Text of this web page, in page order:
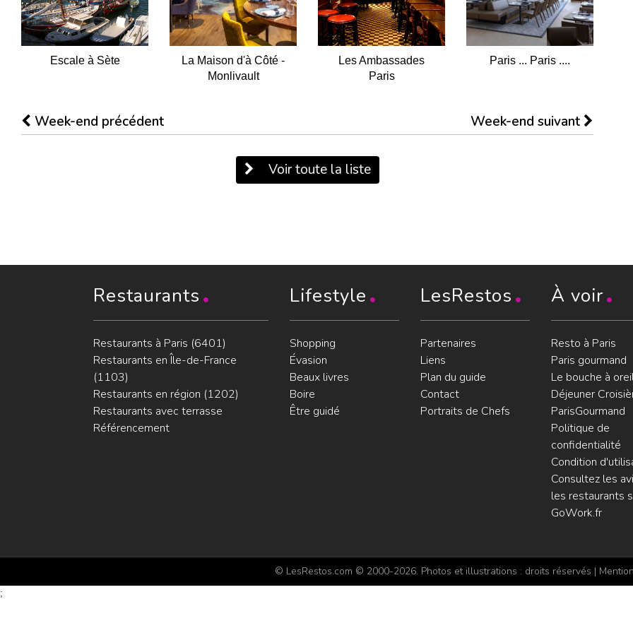
Escale à Sète
La Maison d'à Côté -
Monlivault
Les Ambassades
Paris
Paris ... Paris ....
Week-end précédent Week-end suivant
Voir toute la liste
Restaurants
Restaurants à Paris (6401)
Restaurants en Île-de-France
(1103)
Restaurants en région (1202)
Restaurants avec terrasse
Référencement
Lifestyle
Shopping
Évasion
Beaux livres
Boire
Être guidé
LesRestos
Partenaires
Liens
Plan du guide
Contact
Portraits de Chefs
À voir
Resto à Paris
Paris gourmand
Le bouche à
Déjeuner
ParisGourmand
Politique de
confidentialité
Condition
Consultez les
les restaurants
GoWork.fr
© LesRestos.com © 2000-2026. Photos et illustrations : droits réservés |
;